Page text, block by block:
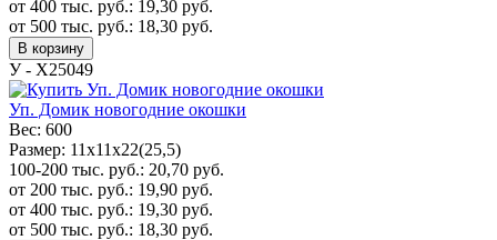
от 400 тыс. руб.: 19,30 руб.
от 500 тыс. руб.: 18,30 руб.
В корзину
У - Х25049
Уп. Домик новогодние окошки
Вес: 600
Размер: 11х11х22(25,5)
100-200 тыс. руб.: 20,70 руб.
от 200 тыс. руб.: 19,90 руб.
от 400 тыс. руб.: 19,30 руб.
от 500 тыс. руб.: 18,30 руб.